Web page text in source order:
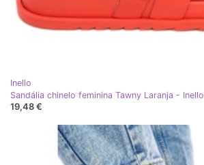
Inello
Sandália chinelo feminina Tawny Laranja - Inello
19,48 €